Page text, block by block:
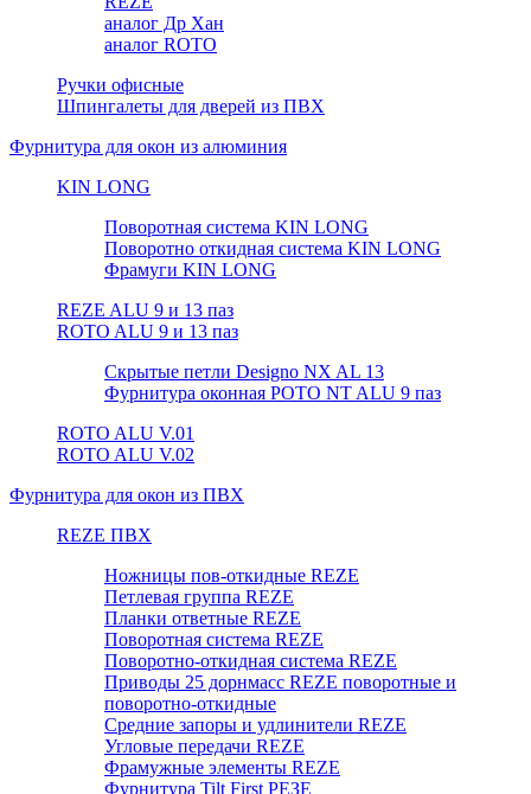
аналог Др Хан
аналог ROTO
Ручки офисные
Шпингалеты для дверей из ПВХ
Фурнитура для окон из алюминия
KIN LONG
Поворотная система KIN LONG
Поворотно откидная система KIN LONG
Фрамуги KIN LONG
REZE ALU 9 и 13 паз
ROTO ALU 9 и 13 паз
Скрытые петли Designo NX AL 13
Фурнитура оконная РОТО NT ALU 9 паз
ROTO ALU V.01
ROTO ALU V.02
Фурнитура для окон из ПВХ
REZE ПВХ
Ножницы пов-откидные REZE
Петлевая группа REZE
Планки ответные REZE
Поворотная система REZE
Поворотно-откидная система REZE
Приводы 25 дорнмасс REZE поворотные и
поворотно-откидные
Средние запоры и удлинители REZE
Угловые передачи REZE
Фрамужные элементы REZE
Фурнитура Tilt First РЕЗЕ